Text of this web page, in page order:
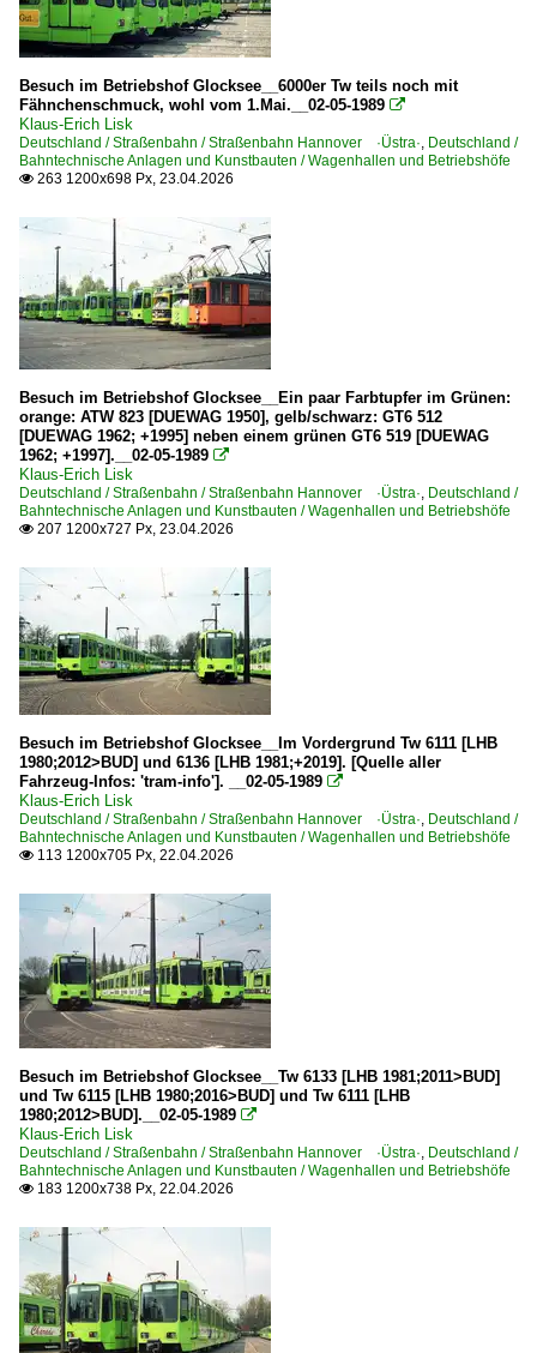
Uerdingen | T2 | 'Gartenschau-Triebwagen'
MAN | ZT 4.1
MF Esslingen | Z, Typ 22.7
Württembergische Nebenbahnen AG - Filderbahn ·WN·
Zahnradbahnen
Stuttgarter Straßenbahnen AG ·SSB· 'Zacke'
Schweiz
Stadtverkehr
TN Compagnie des Transports en Commun de
Besuch im Betriebshof Glocksee__6000er Tw teils noch mit
Fähnchenschmuck, wohl vom 1.Mai.__02-05-1989 
Klaus-Erich Lisk
Deutschland / Straßenbahn / Straßenbahn Hannover ·Üstra·, Deutschland /
Bahntechnische Anlagen und Kunstbauten / Wagenhallen und Betriebshöfe
 263 1200x698 Px, 23.04.2026
Besuch im Betriebshof Glocksee__Ein paar Farbtupfer im Grünen:
orange: ATW 823 [DUEWAG 1950], gelb/schwarz: GT6 512
[DUEWAG 1962; +1995] neben einem grünen GT6 519 [DUEWAG
1962; +1997].__02-05-1989 
Klaus-Erich Lisk
Deutschland / Straßenbahn / Straßenbahn Hannover ·Üstra·, Deutschland /
Bahntechnische Anlagen und Kunstbauten / Wagenhallen und Betriebshöfe
 207 1200x727 Px, 23.04.2026
Besuch im Betriebshof Glocksee__Im Vordergrund Tw 6111 [LHB
1980;2012>BUD] und 6136 [LHB 1981;+2019]. [Quelle aller
Fahrzeug-Infos: 'tram-info']. __02-05-1989 
Klaus-Erich Lisk
Deutschland / Straßenbahn / Straßenbahn Hannover ·Üstra·, Deutschland /
Bahntechnische Anlagen und Kunstbauten / Wagenhallen und Betriebshöfe
 113 1200x705 Px, 22.04.2026
Besuch im Betriebshof Glocksee__Tw 6133 [LHB 1981;2011>BUD]
und Tw 6115 [LHB 1980;2016>BUD] und Tw 6111 [LHB
1980;2012>BUD].__02-05-1989 
Klaus-Erich Lisk
Deutschland / Straßenbahn / Straßenbahn Hannover ·Üstra·, Deutschland /
Bahntechnische Anlagen und Kunstbauten / Wagenhallen und Betriebshöfe
 183 1200x738 Px, 22.04.2026